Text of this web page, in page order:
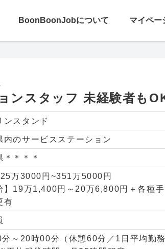
BoonBoonJobについて マイペー
ンスタッフ 未経験者も
ンスタンド
内のサービスステーション
＊＊＊＊
万3000円~351万5000円
】19万1,400円～20万6,800円＋各種
有
～20時00分（休憩60分／1日平均勤